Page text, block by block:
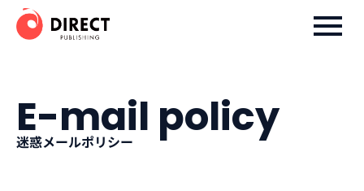
ダイレクト出版株式会社
E-mail policy
迷惑メールポリシー